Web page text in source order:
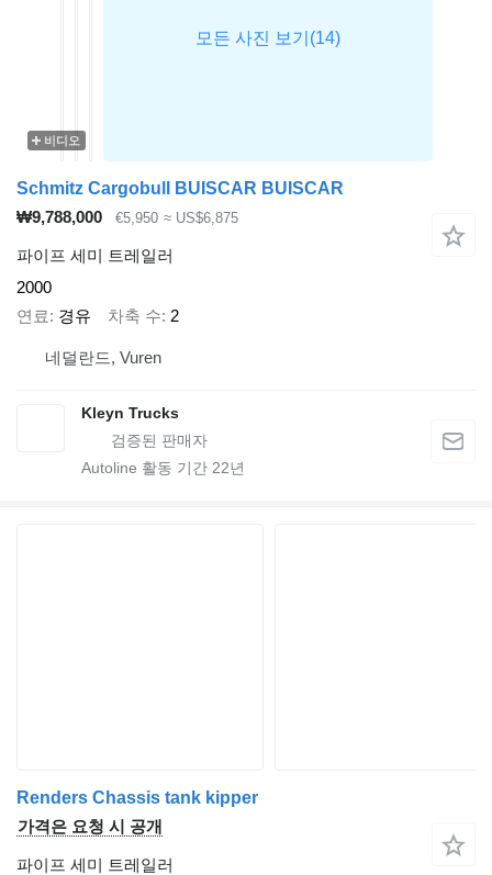
비디오
Schmitz Cargobull BUISCAR BUISCAR
₩9,788,000
€5,950 ≈ US$6,875
파이프 세미 트레일러
2000
연료
경유 차축 수 2
네덜란드, Vuren
Kleyn Trucks
Autoline 활동 기간 22년
Renders Chassis tank kipper
가격은 요청 시 공개
파이프 세미 트레일러